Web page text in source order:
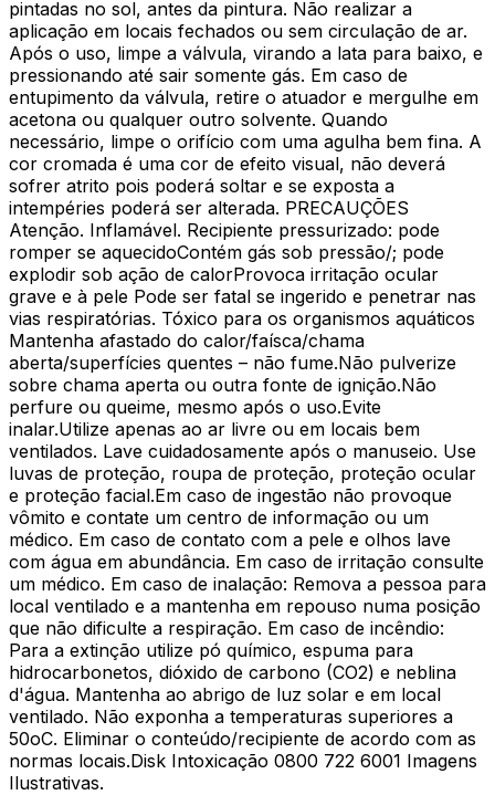
pintadas no sol, antes da pintura. Não realizar a
aplicação em locais fechados ou sem circulação de ar.
Após o uso, limpe a válvula, virando a lata para baixo, e
pressionando até sair somente gás. Em caso de
entupimento da válvula, retire o atuador e mergulhe em
acetona ou qualquer outro solvente. Quando
necessário, limpe o orifício com uma agulha bem fina. A
cor cromada é uma cor de efeito visual, não deverá
sofrer atrito pois poderá soltar e se exposta a
intempéries poderá ser alterada. PRECAUÇÕES
Atenção. Inflamável. Recipiente pressurizado: pode
romper se aquecidoContém gás sob pressão/; pode
explodir sob ação de calorProvoca irritação ocular
grave e à pele Pode ser fatal se ingerido e penetrar nas
vias respiratórias. Tóxico para os organismos aquáticos
Mantenha afastado do calor/faísca/chama
aberta/superfícies quentes – não fume.Não pulverize
sobre chama aperta ou outra fonte de ignição.Não
perfure ou queime, mesmo após o uso.Evite
inalar.Utilize apenas ao ar livre ou em locais bem
ventilados. Lave cuidadosamente após o manuseio. Use
luvas de proteção, roupa de proteção, proteção ocular
e proteção facial.Em caso de ingestão não provoque
vômito e contate um centro de informação ou um
médico. Em caso de contato com a pele e olhos lave
com água em abundância. Em caso de irritação consulte
um médico. Em caso de inalação: Remova a pessoa para
local ventilado e a mantenha em repouso numa posição
que não dificulte a respiração. Em caso de incêndio:
Para a extinção utilize pó químico, espuma para
hidrocarbonetos, dióxido de carbono (CO2) e neblina
d'água. Mantenha ao abrigo de luz solar e em local
ventilado. Não exponha a temperaturas superiores a
50oC. Eliminar o conteúdo/recipiente de acordo com as
normas locais.Disk Intoxicação 0800 722 6001 Imagens
Ilustrativas.